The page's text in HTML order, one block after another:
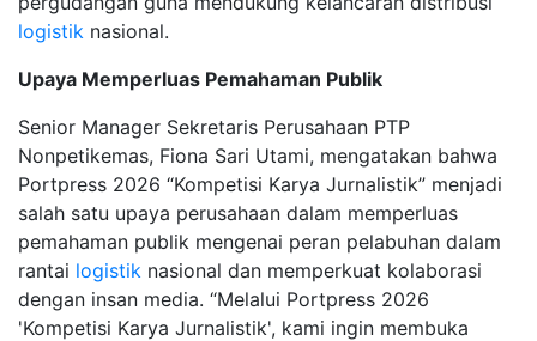
logistik nasional.
Upaya Memperluas Pemahaman Publik
Senior Manager Sekretaris Perusahaan PTP
Nonpetikemas, Fiona Sari Utami, mengatakan bahwa
Portpress 2026 “Kompetisi Karya Jurnalistik” menjadi
salah satu upaya perusahaan dalam memperluas
pemahaman publik mengenai peran pelabuhan dalam
rantai logistik nasional dan memperkuat kolaborasi
dengan insan media. “Melalui Portpress 2026
'Kompetisi Karya Jurnalistik', kami ingin membuka